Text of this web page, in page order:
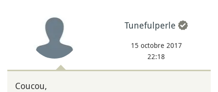
Tunefulperle
15 octobre 2017
22:18
Coucou,